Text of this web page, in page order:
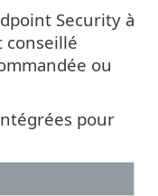
Security à
conseillé
ou
pour